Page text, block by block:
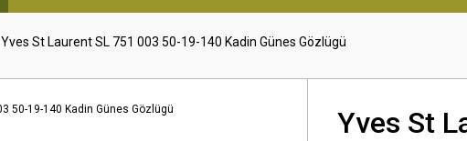
Yves St Laurent SL 751 003 50-19-140 Kadin Günes Gözlügü
Yves St